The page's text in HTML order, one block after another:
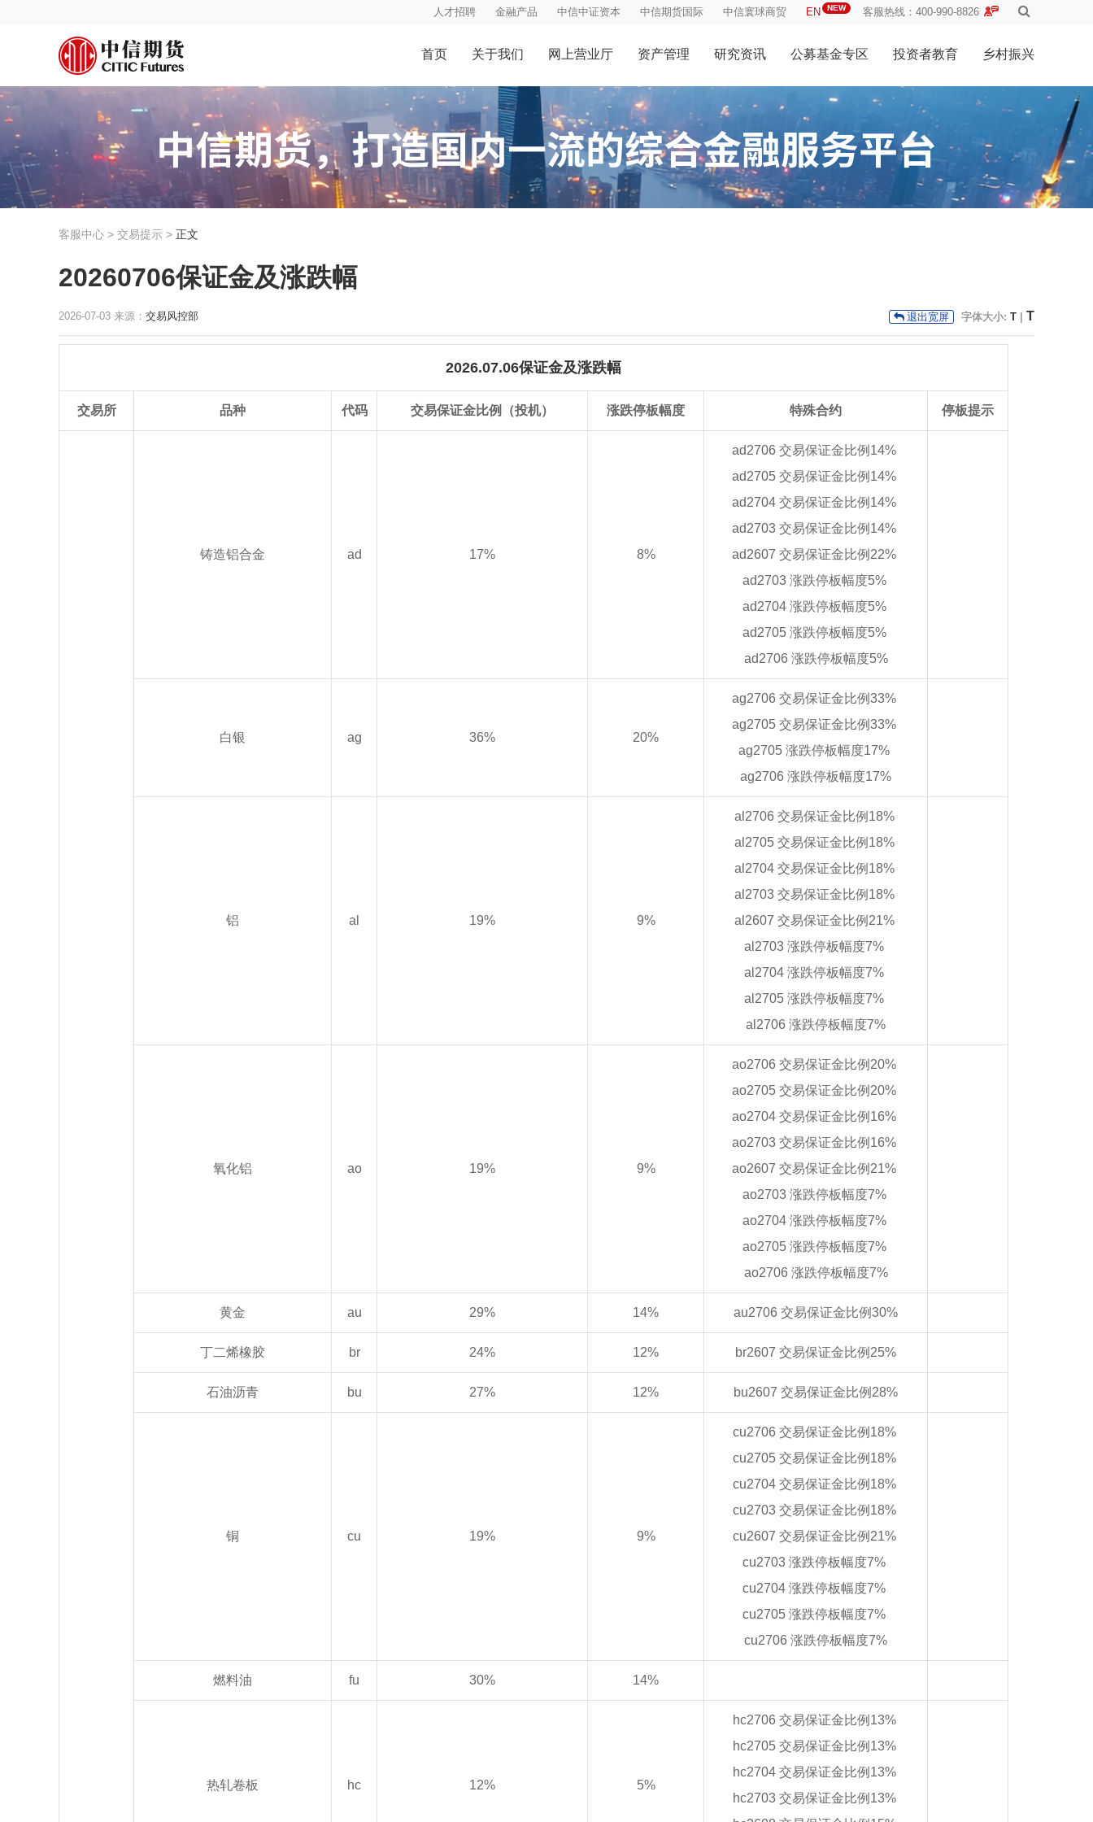
人才招聘 金融产品 中信中证资本 中信期货国际 中信寰球商贸 EN NEW 客服热线：400-990-8826
首页 关于我们 网上营业厅 资产管理 研究资讯 公募基金专区 投资者教育 乡村振兴
客服中心 > 交易提示 > 正文
20260706保证金及涨跌幅
2026-07-03 来源： 交易风控部 退出宽屏 字体大小: T T
2026.07.06保证金及涨跌幅
交易所 品种 代码 交易保证金比例（投机） 涨跌停板幅度 特殊合约 停板提示
铸造铝合金 ad 17% 8%
ad2706 交易保证金比例14%
ad2705 交易保证金比例14%
ad2704 交易保证金比例14%
ad2703 交易保证金比例14%
ad2607 交易保证金比例22%
ad2703 涨跌停板幅度5%
ad2704 涨跌停板幅度5%
ad2705 涨跌停板幅度5%
ad2706 涨跌停板幅度5%
白银 ag 36% 20%
ag2706 交易保证金比例33%
ag2705 交易保证金比例33%
ag2705 涨跌停板幅度17%
ag2706 涨跌停板幅度17%
铝 al 19% 9%
al2706 交易保证金比例18%
al2705 交易保证金比例18%
al2704 交易保证金比例18%
al2703 交易保证金比例18%
al2607 交易保证金比例21%
al2703 涨跌停板幅度7%
al2704 涨跌停板幅度7%
al2705 涨跌停板幅度7%
al2706 涨跌停板幅度7%
氧化铝 ao 19% 9%
ao2706 交易保证金比例20%
ao2705 交易保证金比例20%
ao2704 交易保证金比例16%
ao2703 交易保证金比例16%
ao2607 交易保证金比例21%
ao2703 涨跌停板幅度7%
ao2704 涨跌停板幅度7%
ao2705 涨跌停板幅度7%
ao2706 涨跌停板幅度7%
黄金 au 29% 14% au2706 交易保证金比例30%
丁二烯橡胶 br 24% 12% br2607 交易保证金比例25%
石油沥青 bu 27% 12% bu2607 交易保证金比例28%
铜 cu 19% 9%
cu2706 交易保证金比例18%
cu2705 交易保证金比例18%
cu2704 交易保证金比例18%
cu2703 交易保证金比例18%
cu2607 交易保证金比例21%
cu2703 涨跌停板幅度7%
cu2704 涨跌停板幅度7%
cu2705 涨跌停板幅度7%
cu2706 涨跌停板幅度7%
燃料油 fu 30% 14%
热轧卷板 hc 12% 5%
hc2706 交易保证金比例13%
hc2705 交易保证金比例13%
hc2704 交易保证金比例13%
hc2703 交易保证金比例13%